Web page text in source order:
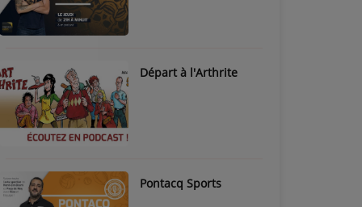
Départ à l'Arthrite
Pontacq Sports